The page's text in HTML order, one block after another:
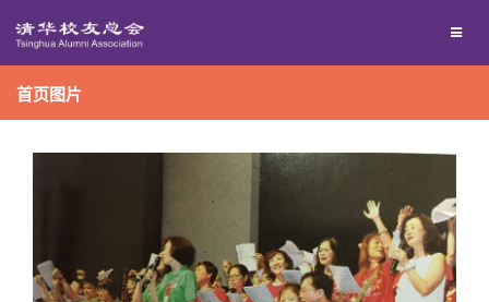
捐赠新闻
《清华校友通讯》
百年清华
首页图片